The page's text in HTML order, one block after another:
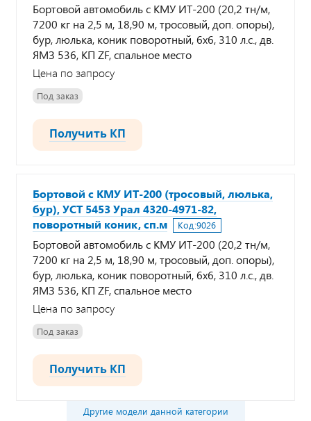
Бортовой автомобиль с КМУ ИТ-200 (20,2 тн/м,
7200 кг на 2,5 м, 18,90 м, тросовый, доп. опоры),
бур, люлька, коник поворотный, 6х6, 310 л.с., дв.
ЯМЗ 536, КП ZF, спальное место
Цена по запросу
Под заказ
Получить КП
Бортовой с КМУ ИТ-200 (тросовый, люлька,
бур), УСТ 5453 Урал 4320-4971-82,
поворотный коник, сп.м
Код:9026
Бортовой автомобиль с КМУ ИТ-200 (20,2 тн/м,
7200 кг на 2,5 м, 18,90 м, тросовый, доп. опоры),
бур, люлька, коник поворотный, 6х6, 310 л.с., дв.
ЯМЗ 536, КП ZF, спальное место
Цена по запросу
Под заказ
Получить КП
Другие модели данной категории